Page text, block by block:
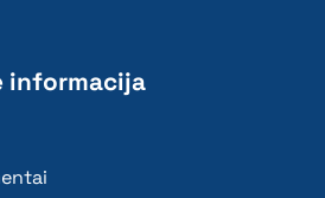
informacija